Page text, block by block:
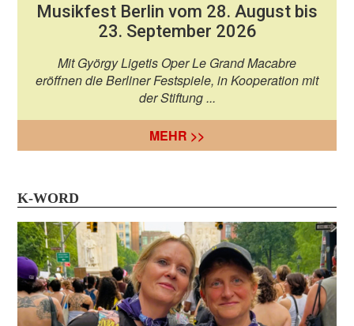
Musikfest Berlin vom 28. August bis
23. September 2026
Mit György Ligetis Oper Le Grand Macabre
eröffnen die Berliner Festspiele, in Kooperation mit
der Stiftung ...
MEHR >>
K-WORD